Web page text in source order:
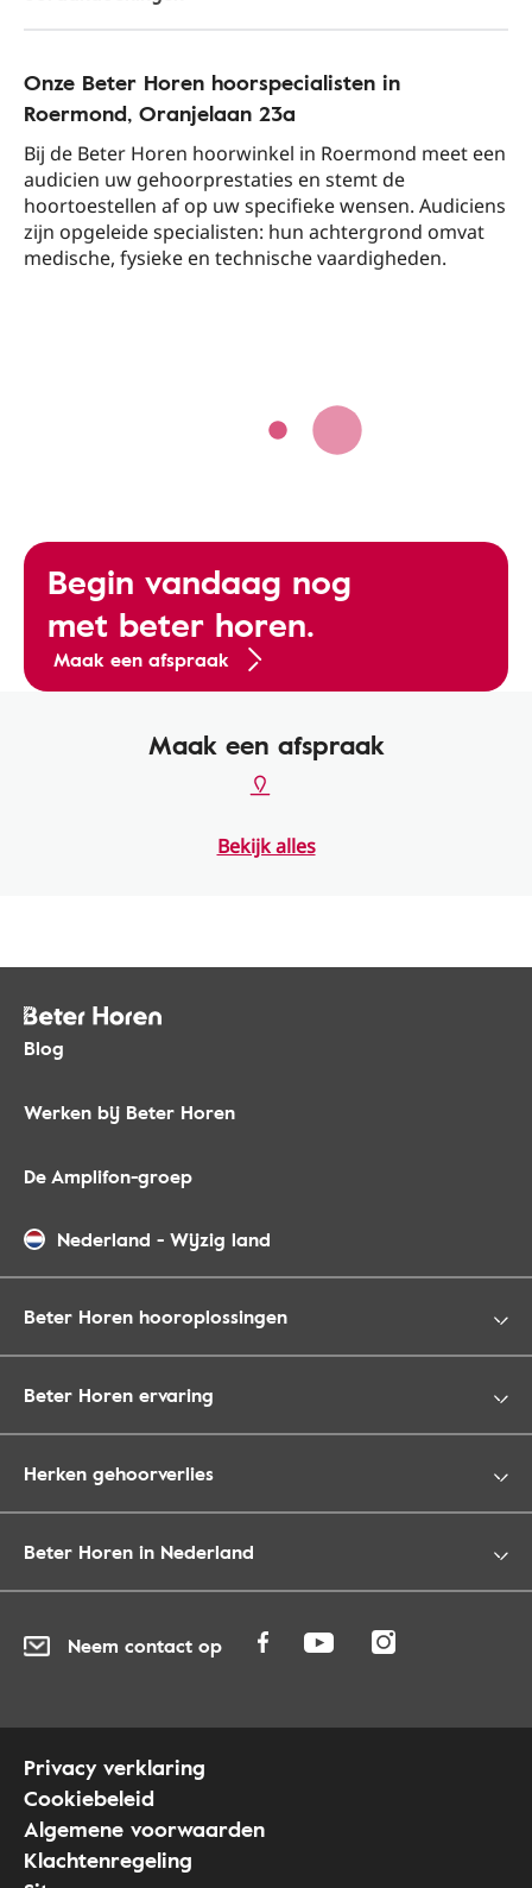
Onze Beter Horen hoorspecialisten in
Roermond​, Oranjelaan 23a​
Bij de Beter Horen hoorwinkel in Roermond​ meet een
audicien uw gehoorprestaties en stemt de
hoortoestellen af op uw specifieke wensen. Audiciens
zijn opgeleide specialisten: hun achtergrond omvat
medische, fysieke en technische vaardigheden.
Begin vandaag nog
met beter horen.
Maak een afspraak
Maak een afspraak
Bekijk alles
Blog
Werken bij Beter Horen
De Amplifon-groep
Nederland - Wijzig land
Beter Horen hooroplossingen
Beter Horen ervaring
Herken gehoorverlies
Beter Horen in Nederland
Neem contact op
Privacy verklaring
Cookiebeleid
Algemene voorwaarden
Klachtenregeling